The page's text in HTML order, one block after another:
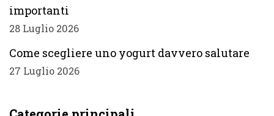
importanti
28 Luglio 2026
Come scegliere uno yogurt davvero salutare
27 Luglio 2026